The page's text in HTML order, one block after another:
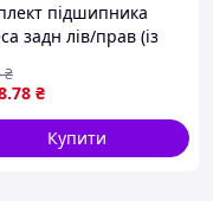
підшипника
задн лів/прав (із
3 1.3-2.3 10.03-
BTA H23062BTA
.78 ₴
₴
Купити